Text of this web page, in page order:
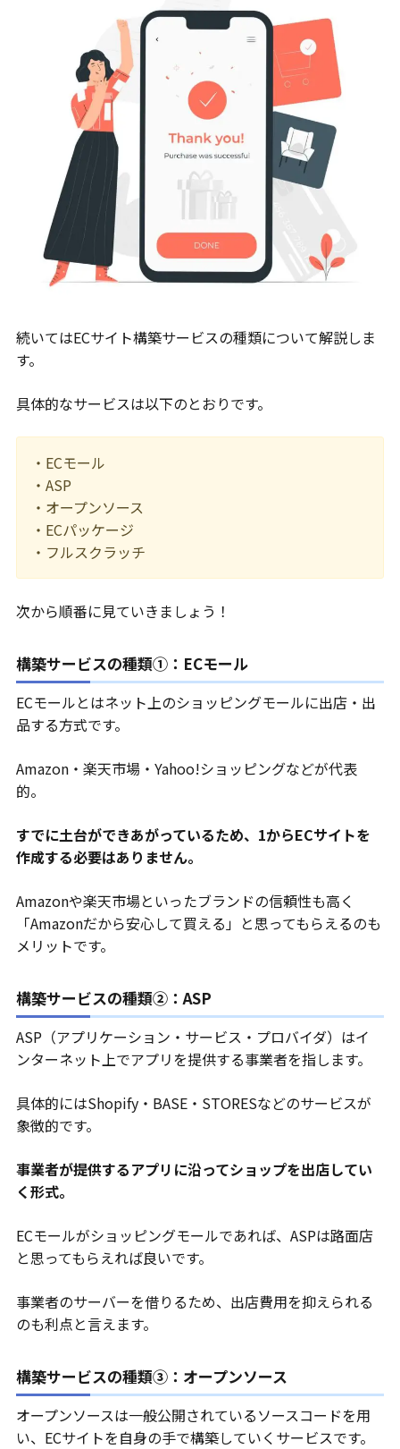
続いてはECサイト構築サービスの種類について解説しま
す。
具体的なサービスは以下のとおりです。
・ECモール
・ASP
・オープンソース
・ECパッケージ
・フルスクラッチ
次から順番に見ていきましょう！
構築サービスの種類①：ECモール
ECモールとはネット上のショッピングモールに出店・出
品する方式です。
Amazon・楽天市場・Yahoo!ショッピングなどが代表
的。
すでに土台ができあがっているため、1からECサイトを
作成する必要はありません。
Amazonや楽天市場といったブランドの信頼性も高く
「Amazonだから安心して買える」と思ってもらえるのも
メリットです。
構築サービスの種類②：ASP
ASP（アプリケーション・サービス・プロバイダ）はイ
ンターネット上でアプリを提供する事業者を指します。
具体的にはShopify・BASE・STORESなどのサービスが
象徴的です。
事業者が提供するアプリに沿ってショップを出店してい
く形式。
ECモールがショッピングモールであれば、ASPは路面店
と思ってもらえれば良いです。
事業者のサーバーを借りるため、出店費用を抑えられる
のも利点と言えます。
構築サービスの種類③：オープンソース
オープンソースは一般公開されているソースコードを用
い、ECサイトを自身の手で構築していくサービスです。